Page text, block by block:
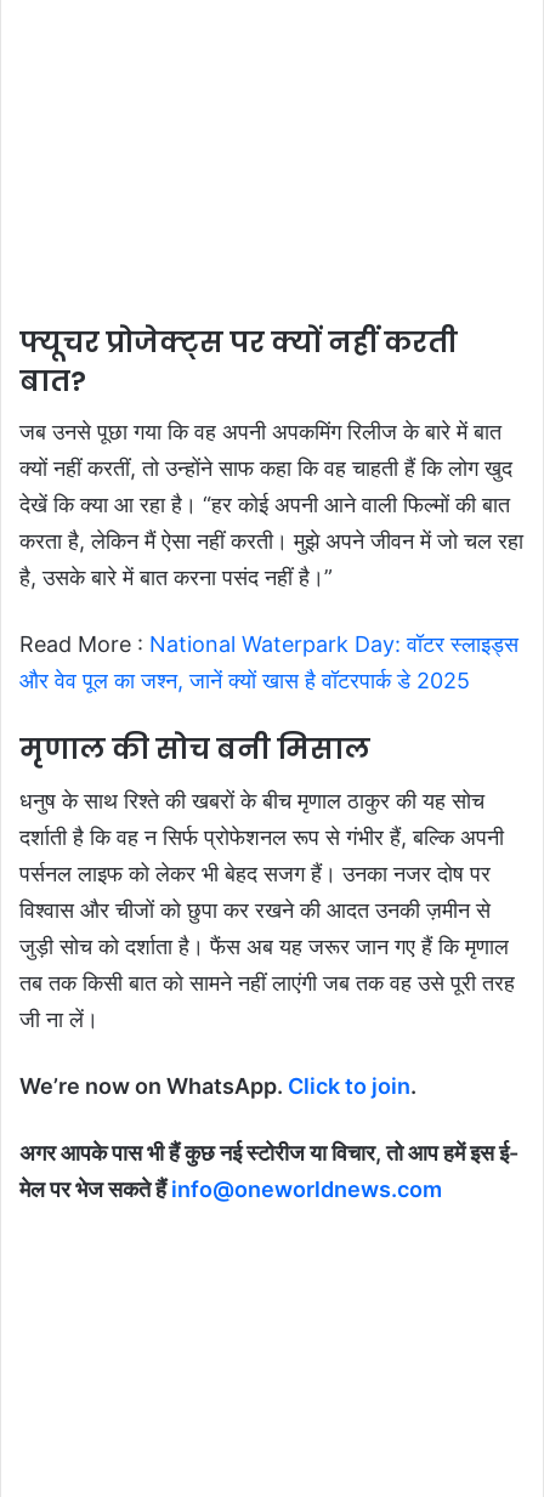
फ्यूचर प्रोजेक्ट्स पर क्यों नहीं करती
बात?
जब उनसे पूछा गया कि वह अपनी अपकमिंग रिलीज के बारे में बात
क्यों नहीं करतीं, तो उन्होंने साफ कहा कि वह चाहती हैं कि लोग खुद
देखें कि क्या आ रहा है। “हर कोई अपनी आने वाली फिल्मों की बात
करता है, लेकिन मैं ऐसा नहीं करती। मुझे अपने जीवन में जो चल रहा
है, उसके बारे में बात करना पसंद नहीं है।”
Read More : National Waterpark Day: वॉटर स्लाइड्स
और वेव पूल का जश्न, जानें क्यों खास है वॉटरपार्क डे 2025
मृणाल की सोच बनी मिसाल
धनुष के साथ रिश्ते की खबरों के बीच मृणाल ठाकुर की यह सोच
दर्शाती है कि वह न सिर्फ प्रोफेशनल रूप से गंभीर हैं, बल्कि अपनी
पर्सनल लाइफ को लेकर भी बेहद सजग हैं। उनका नजर दोष पर
विश्वास और चीजों को छुपा कर रखने की आदत उनकी ज़मीन से
जुड़ी सोच को दर्शाता है। फैंस अब यह जरूर जान गए हैं कि मृणाल
तब तक किसी बात को सामने नहीं लाएंगी जब तक वह उसे पूरी तरह
जी ना लें।
We’re now on WhatsApp. Click to join.
अगर आपके पास भी हैं कुछ नई स्टोरीज या विचार, तो आप हमें इस ई-
मेल पर भेज सकते हैंinfo@oneworldnews.com